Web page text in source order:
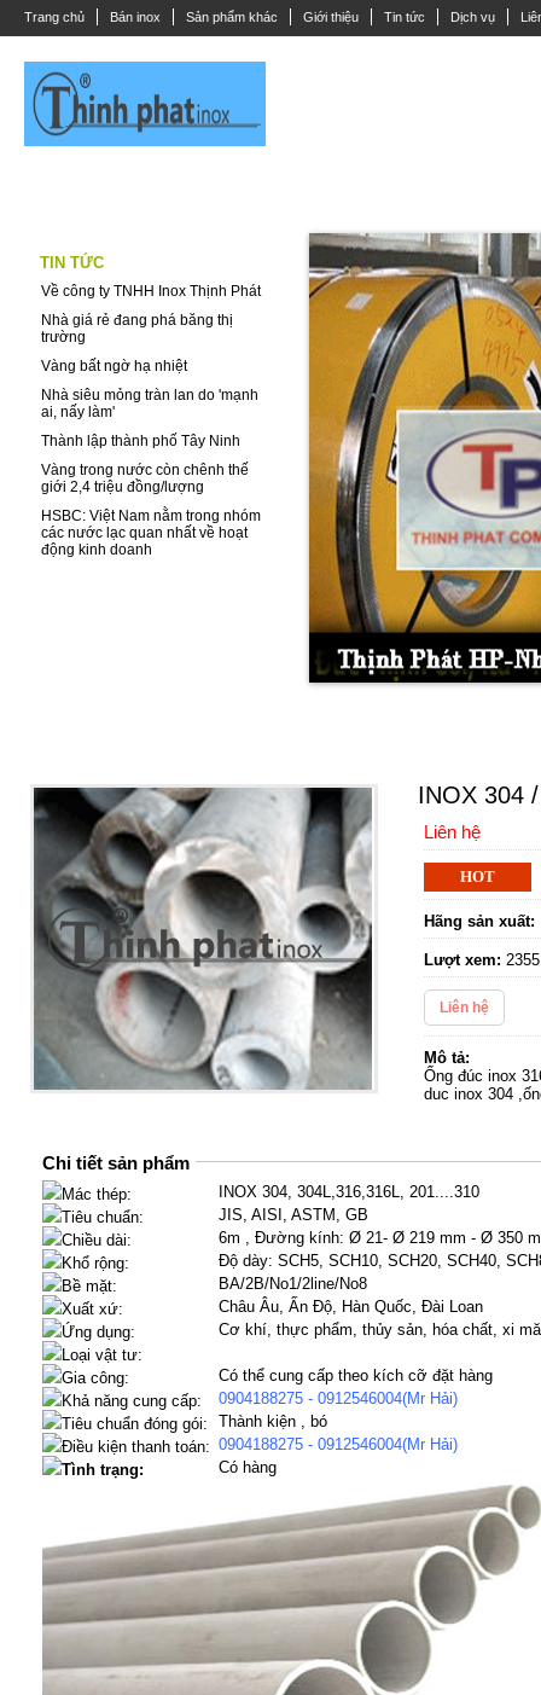
Trang chủ Bán inox Sản phẩm khác Giới thiệu Tin tức Dịch vụ
TIN TỨC
Về công ty TNHH Inox Thịnh Phát
Nhà giá rẻ đang phá băng thị
trường
Vàng bất ngờ hạ nhiệt
Nhà siêu mỏng tràn lan do 'mạnh
ai, nấy làm'
Thành lập thành phố Tây Ninh
Vàng trong nước còn chênh thế
giới 2,4 triệu đồng/lượng
HSBC: Việt Nam nằm trong nhóm
các nước lạc quan nhất về hoạt
động kinh doanh
INOX 304
Liên hệ
HOT
Hãng sản xuất:
Lượt xem: 2355
Liên hệ
Mô tả:
Ống đúc inox
duc inox 304
Chi tiết sản phẩm
Mác thép:
INOX 304, 304L,316,316L, 201....310
Tiêu chuẩn:
JIS, AISI, ASTM, GB
Chiều dài:
6m , Đường kính: Ø 21- Ø 219 mm - Ø 350
Khổ rộng:
Độ dày: SCH5, SCH10, SCH20, SCH40,
Bề mặt:
BA/2B/No1/2line/No8
Xuất xứ:
Châu Âu, Ấn Độ, Hàn Quốc, Đài Loan
Ứng dụng:
Cơ khí, thực phẩm, thủy sản, hóa chất, xi
Loại vật tư:
Gia công:
Có thể cung cấp theo kích cỡ đặt hàng
Khả năng cung cấp:
0904188275 - 0912546004(Mr Hải)
Tiêu chuẩn đóng gói:
Thành kiện , bó
Điều kiện thanh toán: 0904188275 - 0912546004(Mr Hải)
Tình trạng:
Có hàng